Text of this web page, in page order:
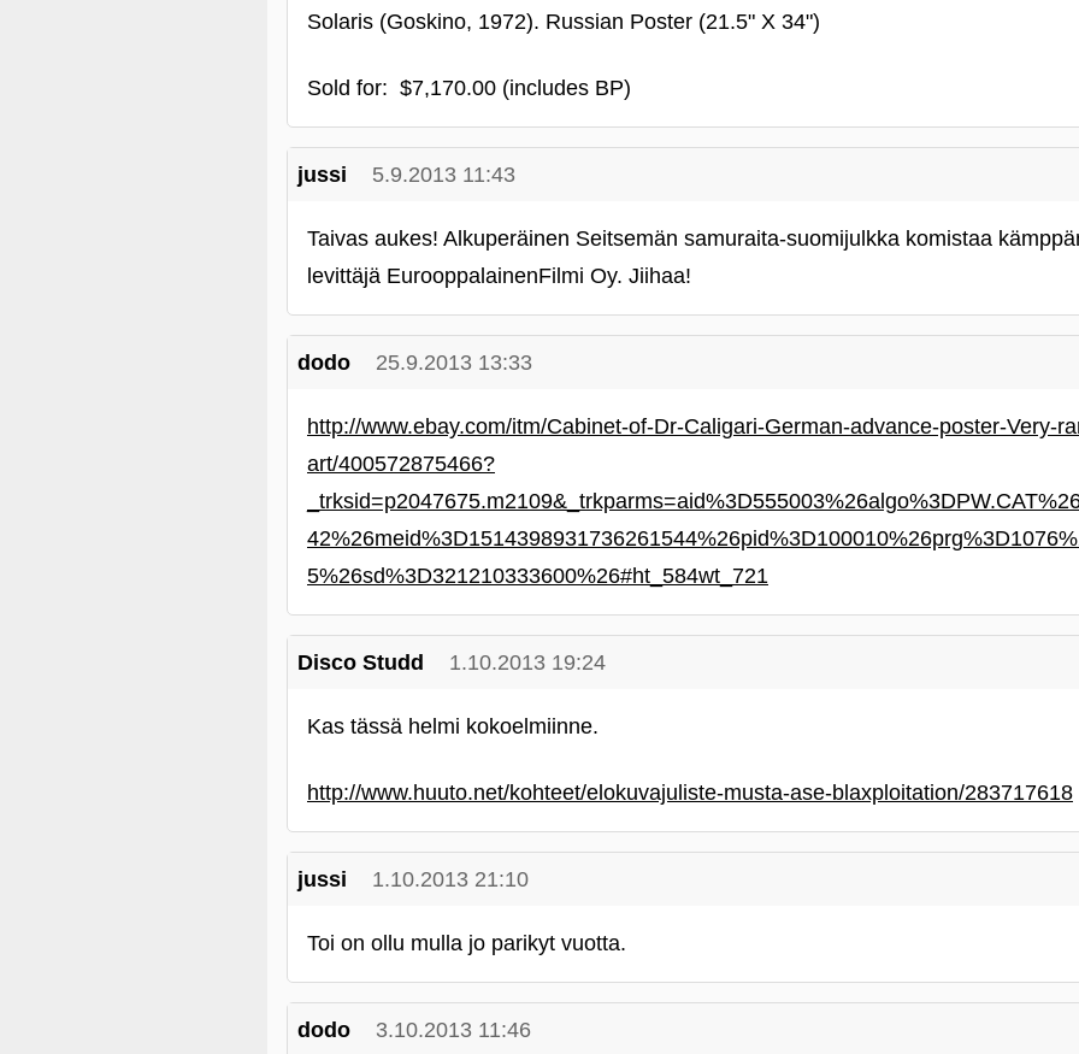
Solaris (Goskino, 1972). Russian Poster (21.5" X 34")
Sold for: $7,170.00 (includes BP)
jussi 5.9.2013 11:43
Taivas aukes! Alkuperäinen Seitsemän samuraita-suomijulkka komistaa
levittäjä EurooppalainenFilmi Oy. Jiihaa!
dodo 25.9.2013 13:33
http://www.ebay.com/itm/Cabinet-of-Dr-Caligari-German-advance-poster-Very-
art/400572875466?
5%26sd%3D321210333600%26#ht_584wt_721
Disco Studd 1.10.2013 19:24
Kas tässä helmi kokoelmiinne.
http://www.huuto.net/kohteet/elokuvajuliste-musta-ase-blaxploitation/283717618
jussi 1.10.2013 21:10
Toi on ollu mulla jo parikyt vuotta.
dodo 3.10.2013 11:46